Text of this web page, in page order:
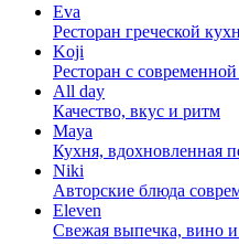
Eva
Ресторан греческой
Koji
Ресторан с
All day
Качество, вкус и ритм
Maya
Кухня, вдохновленная
Niki
Авторские блюда
Eleven
Свежая выпечка, вино